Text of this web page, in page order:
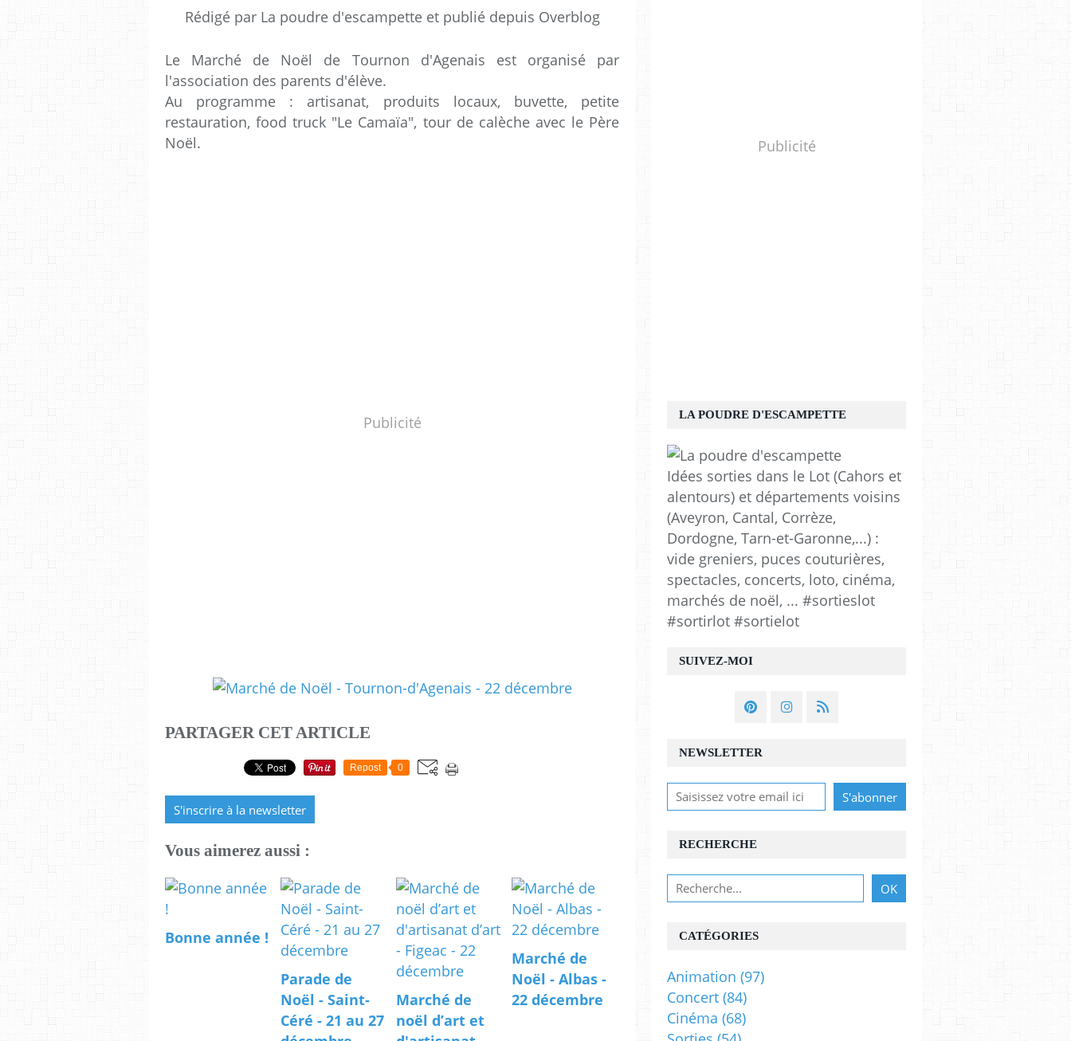
Rédigé par La poudre d'escampette et publié depuis Overblog
Le Marché de Noël de Tournon d'Agenais est organisé par
l'association des parents d'élève.
Au programme : artisanat, produits locaux, buvette, petite
restauration, food truck "Le Camaïa", tour de calèche avec le Père
Noël.
Publicité
PARTAGER CET ARTICLE
Repost 0
S'inscrire à la newsletter
Vous aimerez aussi :
Bonne année !
Parade de
Noël - Saint-
Céré - 21 au 27
Marché de
noël d’art et
Marché de
Noël - Albas -
22 décembre
Publicité
NEWSLETTER
SUIVEZ-MOI
RECHERCHE
LA POUDRE D'ESCAMPETTE
Idées sorties dans le Lot (Cahors et
alentours) et départements voisins
(Aveyron, Cantal, Corrèze,
Dordogne, Tarn-et-Garonne,...) :
vide greniers, puces couturières,
spectacles, concerts, loto, cinéma,
marchés de noël, ... #sortieslot
#sortirlot #sortielot
CATÉGORIES
Animation (97)
Concert (84)
Cinéma (68)